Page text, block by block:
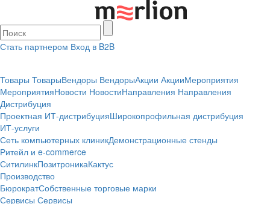
Стать партнером Вход в B2B
Товары ТоварыВендоры ВендорыАкции АкцииМероприятия
МероприятияНовости НовостиНаправления Направления
Дистрибуция
Проектная ИТ-дистрибуцияШирокопрофильная дистрибуция
ИТ-услуги
Сеть компьютерных клиникДемонстрационные стенды
Ритейл и e-commerce
СитилинкПозитроникаКактус
Производство
БюрократСобственные торговые марки
Сервисы Сервисы